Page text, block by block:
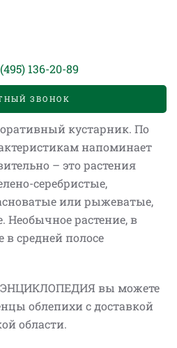
136-20-89
ЗВОНОК
кустарник. По
напоминает
– это растения
серебристые,
или рыжеватые,
Необычное растение, в
средней полосе
вы можете
облепихи с доставкой
области.